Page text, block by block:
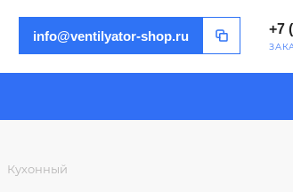
info@ventilyator-shop.ru +7
Кухонный